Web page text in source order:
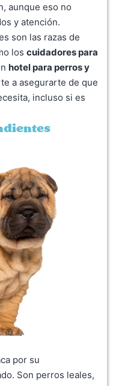
aunque eso no
y atención.
son las razas de
los cuidadores para
hotel para perros y
a asegurarte de que
incluso si es
por su
Son perros leales,